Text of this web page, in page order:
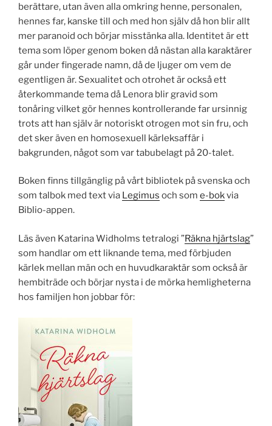
berättare, utan även alla omkring henne, personalen,
hennes far, kanske till och med hon själv då hon blir allt
mer paranoid och börjar misstänka alla. Identitet är ett
tema som löper genom boken då nästan alla karaktärer
går under fingerade namn, då de ljuger om vem de
egentligen är. Sexualitet och otrohet är också ett
återkommande tema då Lenora blir gravid som
tonåring vilket gör hennes kontrollerande far ursinnig
trots att han själv är notoriskt otrogen mot sin fru, och
det sker även en homosexuell kärleksaffär i
bakgrunden, något som var tabubelagt på 20-talet.
Boken finns tillgänglig på vårt bibliotek på svenska och
som talbok med text via Legimus och som e-bokvia
Biblio-appen.
Läs även Katarina Widholms tetralogi ”Räkna hjärtslag”
som handlar om ett liknande tema, med förbjuden
kärlek mellan män och en huvudkaraktär som också är
hembiträde och börjar nysta i de mörka hemligheterna
hos familjen hon jobbar för: